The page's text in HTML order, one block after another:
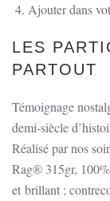
Ajouter dans
LES
PARTOUT
Témoignage
demi-siècle
Réalisé par nos
Rag® 315gr,
et brillant ;